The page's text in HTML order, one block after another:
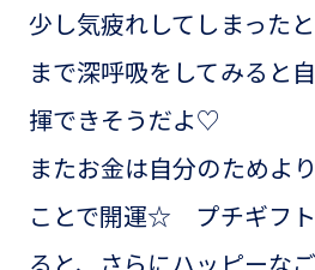
少し気疲れしてしまった
まで深呼吸をしてみると
揮できそうだよ♡
またお金は自分のためよ
ことで開運☆ プチギフ